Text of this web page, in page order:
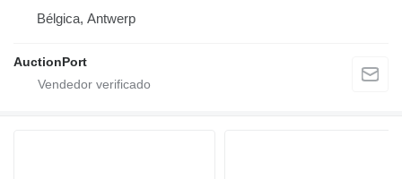
Bélgica, Antwerp
AuctionPort